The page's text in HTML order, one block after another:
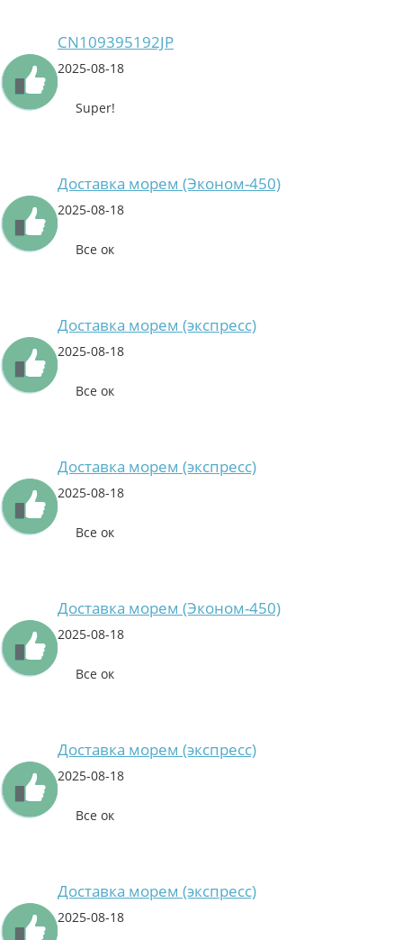
CN109395192JP
2025-08-18
Super!
Доставка морем (Эконом-450)
2025-08-18
Все ок
Доставка морем (экспресс)
2025-08-18
Все ок
Доставка морем (экспресс)
2025-08-18
Все ок
Доставка морем (Эконом-450)
2025-08-18
Все ок
Доставка морем (экспресс)
2025-08-18
Все ок
Доставка морем (экспресс)
2025-08-18